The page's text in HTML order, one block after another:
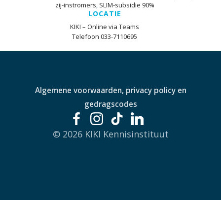
zij-instromers, SLIM-subsidie 90%
LOCATIE
KIKI – Online via Teams
Telefoon 033-7110695
Algemene voorwaarden, privacy policy en
gedragscodes
© 2026 KIKI Kennisinstituut